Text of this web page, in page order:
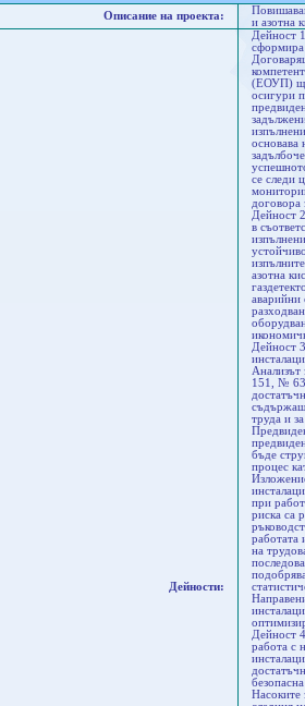
Описание на проекта:
и азотна
Дейности:
Дейност
сформира
(ЕОУП) ще
осигури
основава
се следи
договора
Дейност
в
азотна
аварийни
Дейност
Анализът
151, №
съдържащ
труда и
бъде
процес
при
риска са
работата
на
Дейност
работа с
Насоките